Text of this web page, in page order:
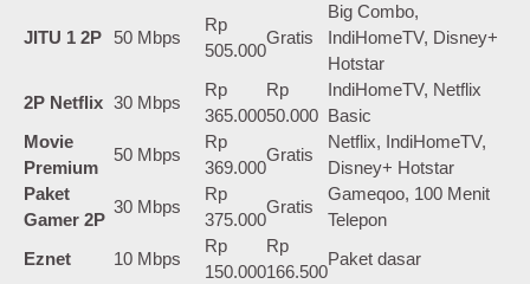
JITU 1 2P 50 Mbps
Rp
505.000
Gratis
Big Combo,
IndiHomeTV, Disney+
Hotstar
2P Netflix 30 Mbps
Rp
365.000
Rp
50.000
IndiHomeTV, Netflix
Basic
Movie
Premium
50 Mbps
Rp
369.000
Gratis
Netflix, IndiHomeTV,
Disney+ Hotstar
Paket
Gamer 2P
30 Mbps
Rp
375.000
Gratis
Gameqoo, 100 Menit
Telepon
Eznet
10 Mbps
Rp
150.000
Rp
166.500
Paket dasar